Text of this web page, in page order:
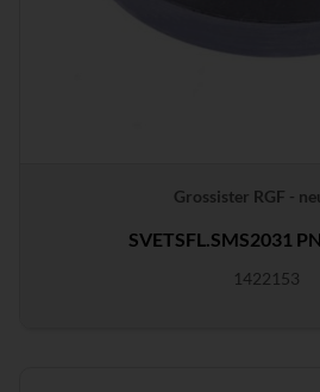
Grossister RGF -
SVETSFL.SMS2031
1422153